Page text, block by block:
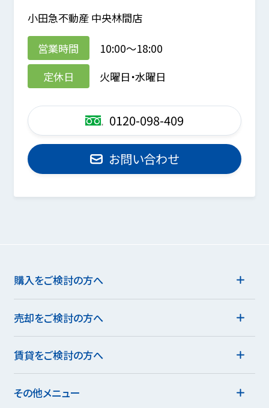
小田急不動産 中央林間店
営業時間
10:00～18:00
定休日
火曜日・水曜日
0120-098-409
お問い合わせ
購入をご検討の方へ
売却をご検討の方へ
賃貸をご検討の方へ
その他メニュー